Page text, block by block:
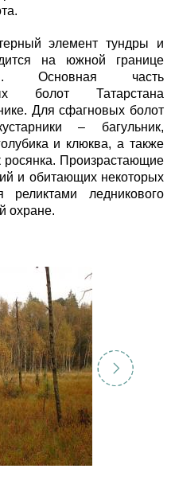
элемент тундры и
на южной границе
Основная часть
болот Татарстана
Для сфагновых болот
– багульник,
и клюква, а также
росянка. Произрастающие
и обитающих некоторых
ледникового
охране.